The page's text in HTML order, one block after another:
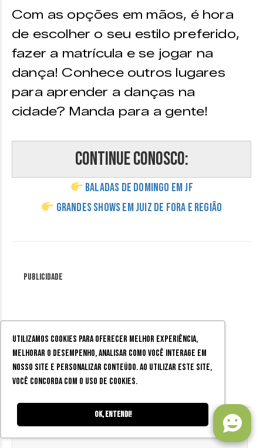
Utilizamos cookies para oferecer melhor experiência,
melhorar o desempenho, analisar como você interage em
nosso site e personalizar conteúdo. Ao utilizar este site,
você concorda com o uso de cookies.
Ok, entendi!
Com as opções em mãos, é hora
de escolher o seu estilo preferido,
fazer a matrícula e se jogar na
dança! Conhece outros lugares
para aprender a danças na
cidade? Manda para a gente!
Continue Conosco:
Baladas de domingo em JF
Grandes shows em Juiz de Fora e região
Publicidade
Letícia Nunes
Publicidade